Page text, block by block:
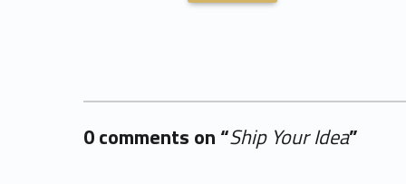
0 comments on “Ship Your Idea”